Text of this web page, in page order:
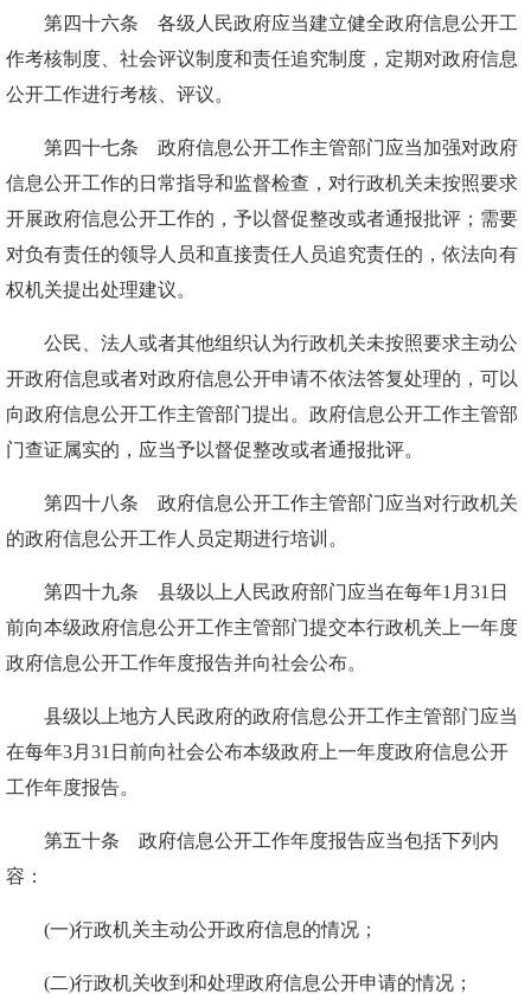
第四十六条 各级人民政府应当建立健全政府信息公开工
作考核制度、社会评议制度和责任追究制度，定期对政府信息
公开工作进行考核、评议。
第四十七条 政府信息公开工作主管部门应当加强对政府
信息公开工作的日常指导和监督检查，对行政机关未按照要求
开展政府信息公开工作的，予以督促整改或者通报批评；需要
对负有责任的领导人员和直接责任人员追究责任的，依法向有
权机关提出处理建议。
公民、法人或者其他组织认为行政机关未按照要求主动公
开政府信息或者对政府信息公开申请不依法答复处理的，可以
向政府信息公开工作主管部门提出。政府信息公开工作主管部
门查证属实的，应当予以督促整改或者通报批评。
第四十八条 政府信息公开工作主管部门应当对行政机关
的政府信息公开工作人员定期进行培训。
第四十九条 县级以上人民政府部门应当在每年1月31日
前向本级政府信息公开工作主管部门提交本行政机关上一年度
政府信息公开工作年度报告并向社会公布。
县级以上地方人民政府的政府信息公开工作主管部门应当
在每年3月31日前向社会公布本级政府上一年度政府信息公开
工作年度报告。
第五十条 政府信息公开工作年度报告应当包括下列内
容：
(一)行政机关主动公开政府信息的情况；
(二)行政机关收到和处理政府信息公开申请的情况；